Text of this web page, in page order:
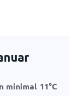
minimal 11°C